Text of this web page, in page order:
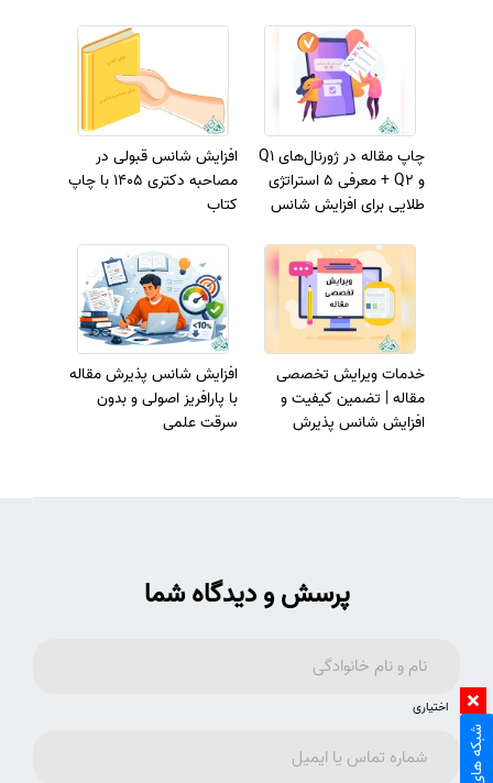
چاپ مقاله در ژورنال‌های Q1
و Q2 + معرفی 5 استراتژی
طلایی برای افزایش شانس
افزایش شانس قبولی در
مصاحبه دکتری 1405 با چاپ
کتاب
خدمات ویرایش تخصصی
مقاله | تضمین کیفیت و
افزایش شانس پذیرش
افزایش شانس پذیرش مقاله
با پارافریز اصولی و بدون
سرقت علمی
پرسش و دیدگاه شما
اختیاری